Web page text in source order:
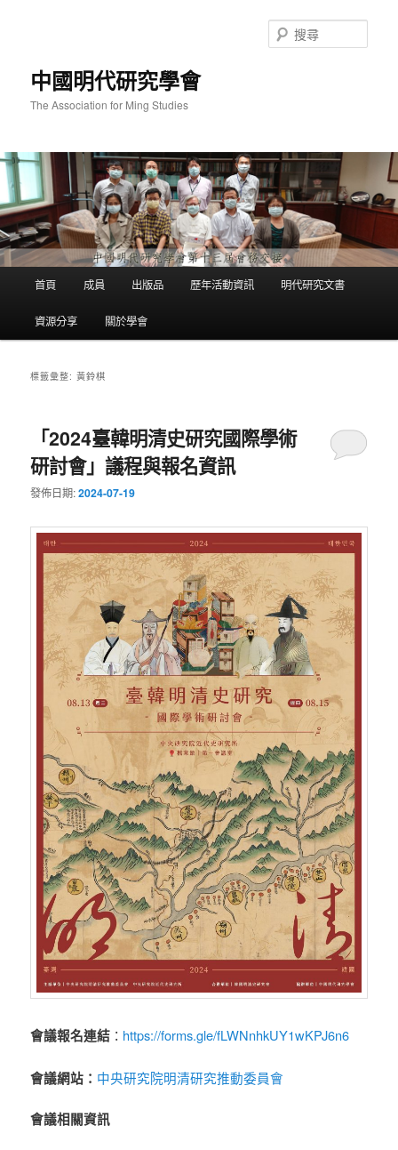
中國明代研究學會
The Association for Ming Studies
尋
首頁 成員 出版品 歷年活動資訊 明代研究文書
資源分享 關於學會
標籤彙整:黃鈴棋
「2024臺韓明清史研究國際學術
研討會」議程與報名資訊
發佈日期:2024-07-19
會議報名連結 ： https://forms.gle/fLWNnhkUY1wKPJ6n6
會議網站： 中央研究院明清研究推動委員會
會議相關資訊